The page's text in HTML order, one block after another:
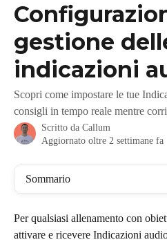
gestione
indicazioni
Scopri come impostare le tue
consigli in tempo reale mentre
Scritto da Callum
Aggiornato oltre 2 settimane fa
Sommario
Per qualsiasi allenamento con
attivare e ricevere Indicazioni